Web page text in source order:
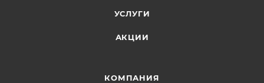
УСЛУГИ
АКЦИИ
КОМПАНИЯ